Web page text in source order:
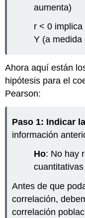
aumenta)
r < 0
Y (a medida
Ahora aquí están
hipótesis para el
Pearson:
Paso 1: Indicar
información
Ho: No hay
cuantitativas
Antes de que
correlación,
correlación